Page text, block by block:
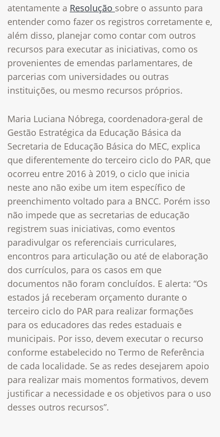
atentamente a Resolução sobre o assunto para
entender como fazer os registros corretamente e,
além disso, planejar como contar com outros
recursos para executar as iniciativas, como os
provenientes de emendas parlamentares, de
parcerias com universidades ou outras
instituições, ou mesmo recursos próprios.
Maria Luciana Nóbrega, coordenadora-geral de
Gestão Estratégica da Educação Básica da
Secretaria de Educação Básica do MEC, explica
que diferentemente do terceiro ciclo do PAR, que
ocorreu entre 2016 à 2019, o ciclo que inicia
neste ano não exibe um item específico de
preenchimento voltado para a BNCC. Porém isso
não impede que as secretarias de educação
registrem suas iniciativas, como eventos
paradivulgar os referenciais curriculares,
encontros para articulação ou até de elaboração
dos currículos, para os casos em que
documentos não foram concluídos. E alerta: “Os
estados já receberam orçamento durante o
terceiro ciclo do PAR para realizar formações
para os educadores das redes estaduais e
municipais. Por isso, devem executar o recurso
conforme estabelecido no Termo de Referência
de cada localidade. Se as redes desejarem apoio
para realizar mais momentos formativos, devem
justificar a necessidade e os objetivos para o uso
desses outros recursos”.